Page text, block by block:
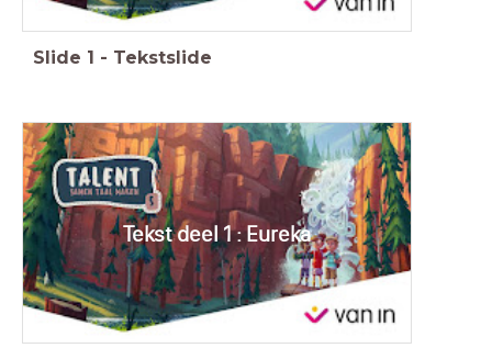
Slide 1 - Tekstslide
Tekst deel 1 : Eureka